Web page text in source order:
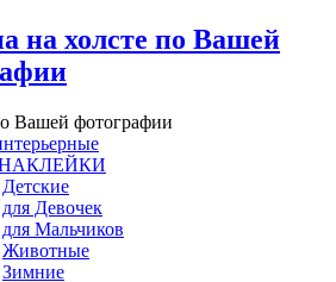
на холсте по Вашей
Детские
для Девочек
для Мальчиков
Животные
Зимние